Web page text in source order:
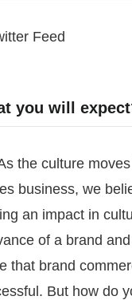
Feed
you will
the culture
business, we
an impact in
of a brand
that brand
But how do